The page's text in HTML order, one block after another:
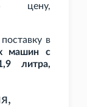
цену,
в
машин с
литра,